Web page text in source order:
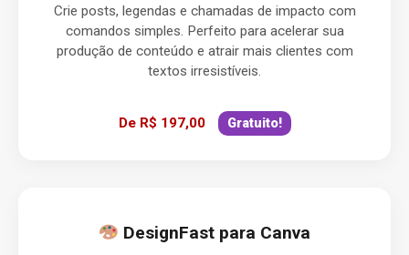
Crie posts, legendas e chamadas de impacto com
comandos simples. Perfeito para acelerar sua
produção de conteúdo e atrair mais clientes com
textos irresistíveis.
De R$ 197,00 Gratuito!
DesignFast para Canva